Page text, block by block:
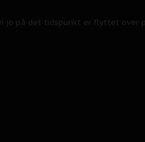
jo på det tidspunkt er flyttet over